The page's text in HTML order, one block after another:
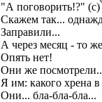
"А поговорить!?" (с)
Скажем так...
Заправили...
А через месяц - то
Опять нет!
Они же
Я им: какого хрена
Они... бла-бла-бла...